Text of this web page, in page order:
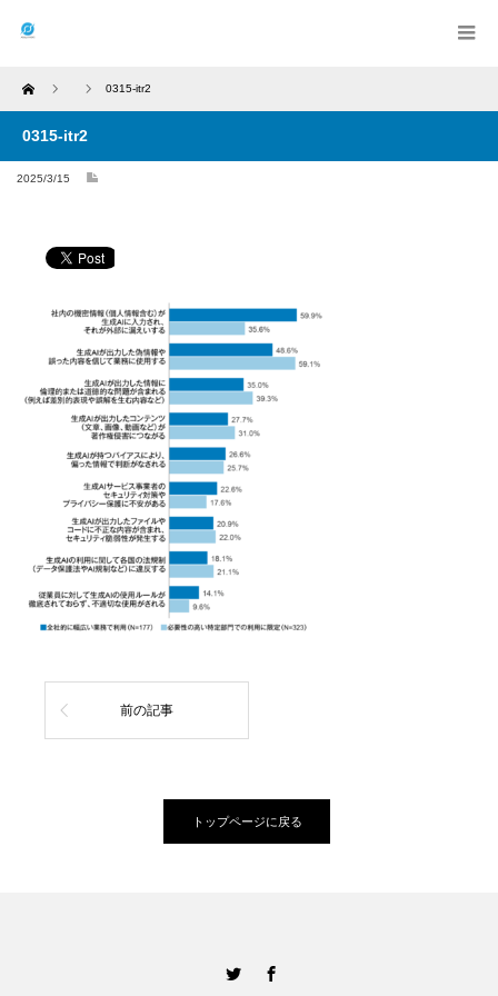
Home 0315-itr2
0315-itr2
2025/3/15
前の記事
トップページに戻る